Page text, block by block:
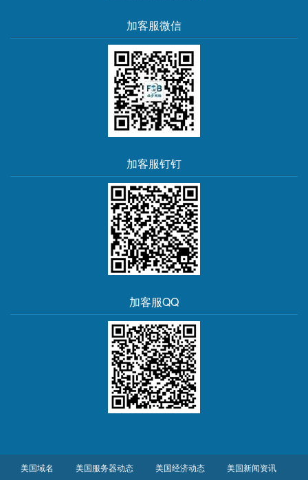
加客服微信
加客服钉钉
加客服QQ
美国域名 美国服务器动态 美国经济动态 美国新闻资讯